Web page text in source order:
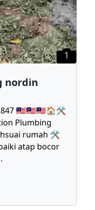
1
nordin
🇲🇾🇲🇾🇲🇾🏠🛠
Plumbing
rumah 🛠
atap bocor